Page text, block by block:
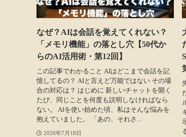
なぜ？AIは会話を覚えてくれない？
「メモリ機能」の落とし穴【50代か
らのAI活用術・第12回】
この記事でわかること AIはどこまで会話を記
憶してるの？ AIと言えど万能ではない その場
合の対応は？ はじめに 新しいチャットを開く
たび、同じことを何度も説明しなければなら
ない。 AIを使い始めた頃、私はそんな悩みを
抱えていました。 「あの、それさ...
2026年7月18日